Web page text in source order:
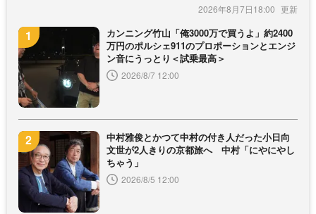
2026年8月7日18:00
カンニング竹山「俺3000万で買うよ」約2400
万円のポルシェ911のプロポーションとエンジ
ン音にうっとり＜試乗最高＞
2026/8/7 12:00
中村雅俊とかつて中村の付き人だった小日向
文世が2人きりの京都旅へ 中村「にやにやし
ちゃう」
2026/8/5 12:00